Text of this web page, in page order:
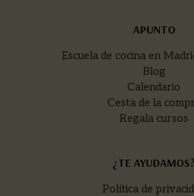
APUNTO
Escuela de cocina en
Blog
Calendario
Cesta de la
Regala cursos
¿TE AYUDAMOS?
Política de